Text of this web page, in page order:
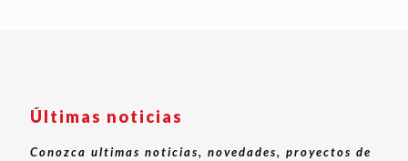
Últimas noticias
Conozca ultimas noticias, novedades, proyectos de